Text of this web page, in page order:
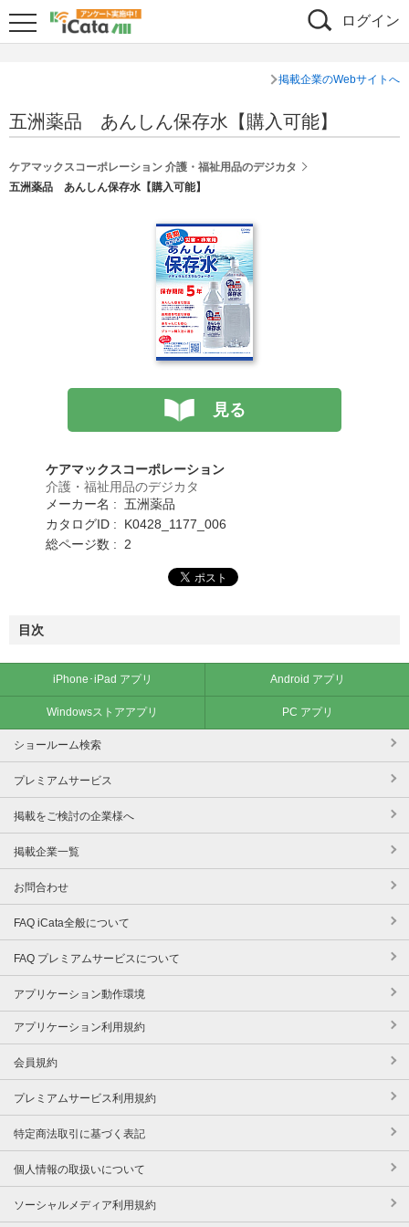
ログイン
掲載企業のWebサイトへ
五洲薬品 あんしん保存水【購入可能】
ケアマックスコーポレーション 介護・福祉用品のデジカタ
五洲薬品 あんしん保存水【購入可能】
見る
ケアマックスコーポレーション
介護・福祉用品のデジカタ
メーカー名 : 五洲薬品
カタログID : K0428_1177_006
総ページ数 : 2
目次
iPhone･iPad アプリ Android アプリ
Windowsストアアプリ PC アプリ
ショールーム検索
プレミアムサービス
掲載をご検討の企業様へ
掲載企業一覧
お問合わせ
FAQ iCata全般について
FAQ プレミアムサービスについて
アプリケーション動作環境
アプリケーション利用規約
会員規約
プレミアムサービス利用規約
特定商法取引に基づく表記
個人情報の取扱いについて
ソーシャルメディア利用規約